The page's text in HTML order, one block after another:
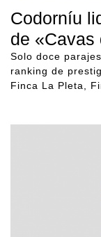
Codorníu
de «Cavas
Solo doce
ranking de
Finca La Pleta,